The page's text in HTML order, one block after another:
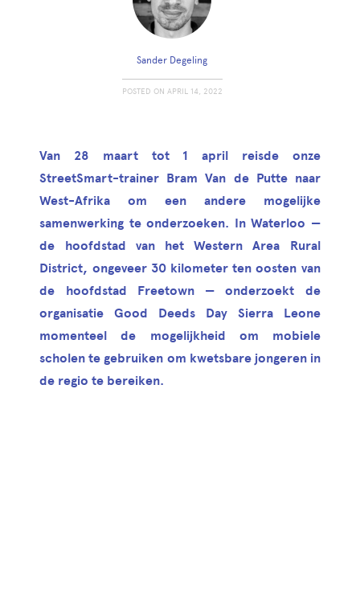
Sander Degeling
POSTED ON APRIL 14, 2022
Van 28 maart tot 1 april reisde onze
StreetSmart-trainer Bram Van de Putte naar
West-Afrika om een andere mogelijke
samenwerking te onderzoeken. In Waterloo —
de hoofdstad van het Western Area Rural
District, ongeveer 30 kilometer ten oosten van
de hoofdstad Freetown — onderzoekt de
organisatie Good Deeds Day Sierra Leone
momenteel de mogelijkheid om mobiele
scholen te gebruiken om kwetsbare jongeren in
de regio te bereiken.